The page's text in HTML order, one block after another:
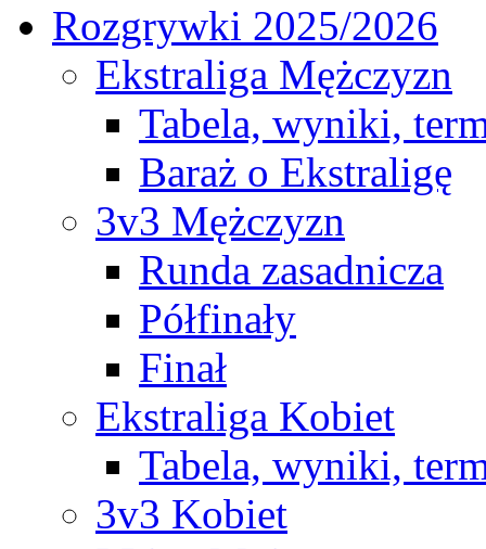
Rozgrywki 2025/2026
Ekstraliga Mężczyzn
Tabela, wyniki,
Baraż o Ekstraligę
3v3 Mężczyzn
Runda zasadnicza
Półfinały
Finał
Ekstraliga Kobiet
Tabela, wyniki,
3v3 Kobiet